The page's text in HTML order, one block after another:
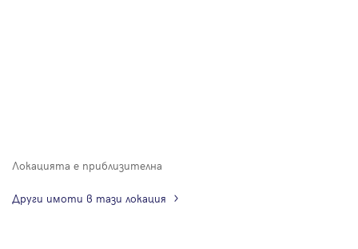
Локацията е приблизителна
Други имоти в тази локация